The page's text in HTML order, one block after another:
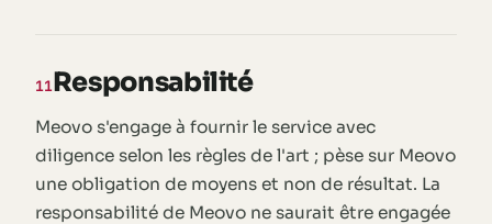
11Responsabilité
Meovo s'engage à fournir le service avec
diligence selon les règles de l'art ; pèse sur Meovo
une obligation de moyens et non de résultat. La
responsabilité de Meovo ne saurait être engagée